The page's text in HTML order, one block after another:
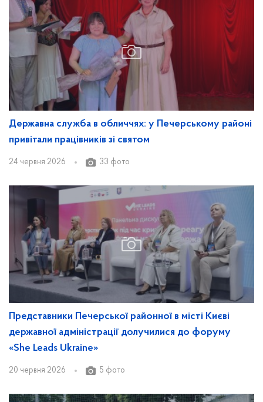
Державна служба в обличчях: у Печерському районі
привітали працівників зі святом
24 червня 2026 33 фото
Представники Печерської районної в місті Києві
державної адміністрації долучилися до форуму
«She Leads Ukraine»
20 червня 2026 5 фото